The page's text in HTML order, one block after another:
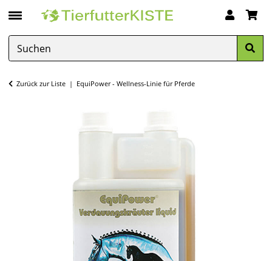
Zurück zur Liste EquiPower - Wellness-Linie für Pferde